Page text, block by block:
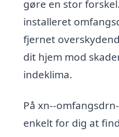
gøre en stor
installeret
fjernet
dit hjem mod
indeklima.
På xn--
enkelt for dig at